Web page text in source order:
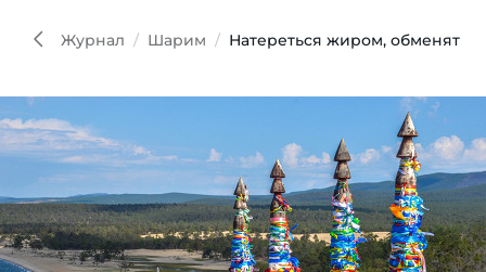
Журнал Шарим Натереться жиром,